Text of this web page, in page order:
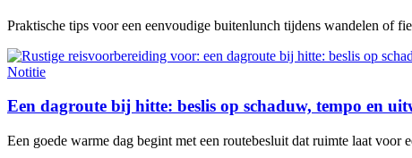
Praktische tips voor een eenvoudige buitenlunch tijdens wandelen of
Notitie
Een dagroute bij hitte: beslis op schaduw, tempo en
Een goede warme dag begint met een routebesluit dat ruimte laat voor